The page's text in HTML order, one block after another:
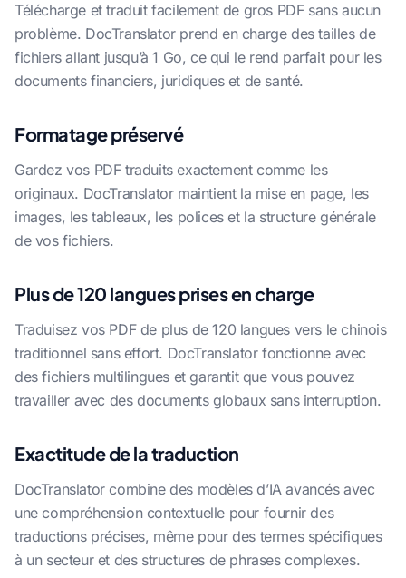
Télécharge et traduit facilement de gros PDF sans aucun
problème. DocTranslator prend en charge des tailles de
fichiers allant jusqu’à 1 Go, ce qui le rend parfait pour les
documents financiers, juridiques et de santé.
Formatage préservé
Gardez vos PDF traduits exactement comme les
originaux. DocTranslator maintient la mise en page, les
images, les tableaux, les polices et la structure générale
de vos fichiers.
Plus de 120 langues prises en charge
Traduisez vos PDF de plus de 120 langues vers le chinois
traditionnel sans effort. DocTranslator fonctionne avec
des fichiers multilingues et garantit que vous pouvez
travailler avec des documents globaux sans interruption.
Exactitude de la traduction
DocTranslator combine des modèles d’IA avancés avec
une compréhension contextuelle pour fournir des
traductions précises, même pour des termes spécifiques
à un secteur et des structures de phrases complexes.